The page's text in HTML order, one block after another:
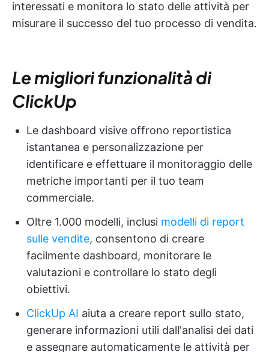
interessati e monitora lo stato delle attività per
misurare il successo del tuo processo di vendita.
Le migliori funzionalità di
ClickUp
Le dashboard visive offrono reportistica
istantanea e personalizzazione per
identificare e effettuare il monitoraggio delle
metriche importanti per il tuo team
commerciale.
Oltre 1.000 modelli, inclusi modelli di report
sulle vendite, consentono di creare
facilmente dashboard, monitorare le
valutazioni e controllare lo stato degli
obiettivi.
ClickUp AI aiuta a creare report sullo stato,
generare informazioni utili dall'analisi dei dati
e assegnare automaticamente le attività per